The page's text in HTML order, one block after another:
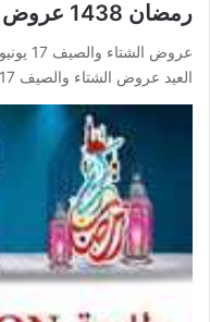
رمضان 1438 عروض العيد
العيد عروض الشتاء والصيف 17 يونيو 2017 السبت 22…